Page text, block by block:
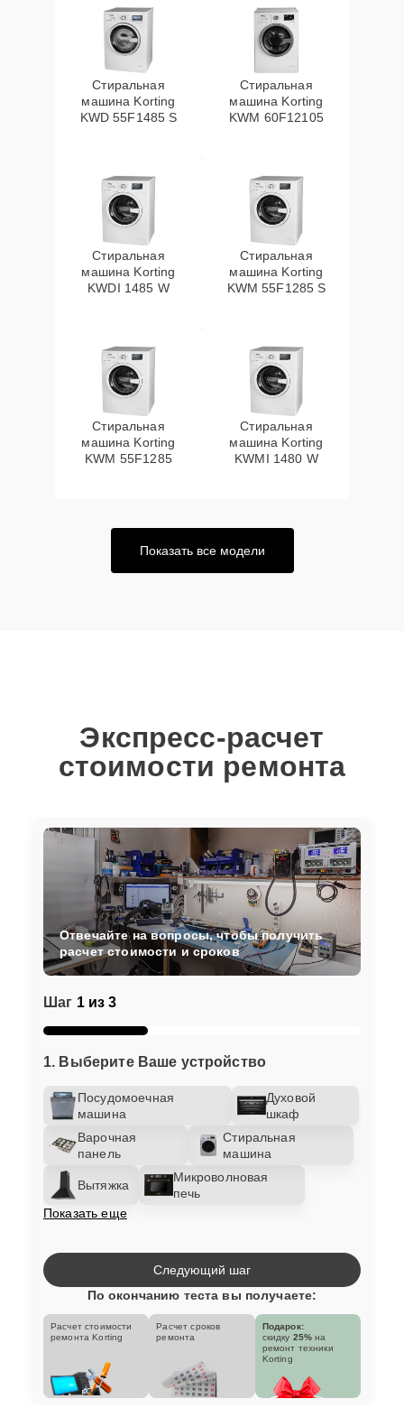
Стиральная
машина Korting
KWD 55F1485 S
Стиральная
машина Korting
KWM 60F12105
Стиральная
машина Korting
KWDI 1485 W
Стиральная
машина Korting
KWM 55F1285 S
Стиральная
машина Korting
KWM 55F1285
Стиральная
машина Korting
KWMI 1480 W
Показать все модели
Экспресс-расчет
стоимости ремонта
Шаг 1 из 3
1. Выберите Ваше устройство
Посудомоечная
машина
Духовой
шкаф
Варочная
панель
Стиральная
машина
Вытяжка
Микроволновая
печь
Показать еще
Отвечайте на вопросы, чтобы получить
расчет стоимости и сроков
Следующий шаг
По окончанию теста вы получаете:
Расчет стоимости
ремонта Korting
Расчет сроков
ремонта
Подарок:
скидку 25% на
ремонт техники
Korting